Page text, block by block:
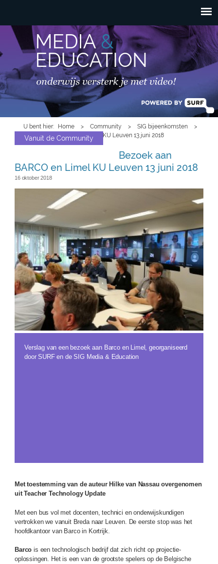
Overslaan en naar de
inhoud gaan
HOOFDMENU
U bent hier Home > Community > SIG bijeenkomsten
>
Bezoek aan BARCO en Limel KU Leuven 13 juni 2018
Vanuit de Community
Bezoek aan
BARCO en Limel KU Leuven 13 juni 2018
16 oktober 2018
barco.jpg
Verslag van een bezoek aan Barco en Limel, georganiseerd
door SURF en de SIG Media & Education
Met toestemming van de auteur Hilke van Nassau overgenomen
uitTeacher Technology Update
Met een bus vol met docenten, technici en onderwijskundigen
vertrokken we vanuit Breda naar Leuven. De eerste stop was het
hoofdkantoor van Barco in Kortrijk.
Barco is een technologisch bedrijf dat zich richt op projectie-
oplossingen. Het is een van de grootste spelers op de Belgische